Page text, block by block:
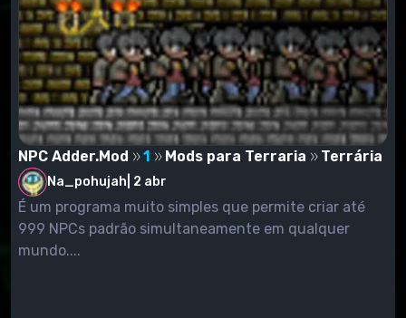
NPC Adder.Mod 1 Mods para Terraria Terrária
Na_pohujah 2 abr
É um programa muito simples que permite criar até
999 NPCs padrão simultaneamente em qualquer
mundo....